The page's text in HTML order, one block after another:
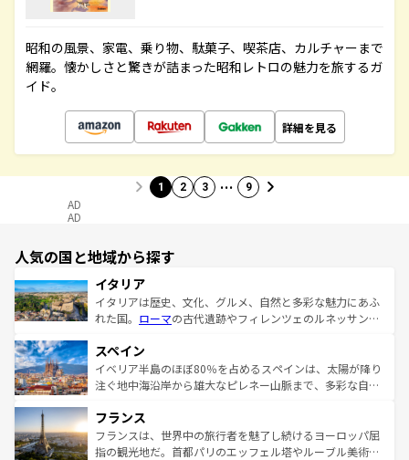
昭和の風景、家電、乗り物、駄菓子、喫茶店、カルチャーまで
網羅。懐かしさと驚きが詰まった昭和レトロの魅力を旅するガ
イド。
詳細を見る
1 2 3 … 9
AD
AD
人気の国と地域から探す
イタリア
イタリアは歴史、文化、グルメ、自然と多彩な魅力にあふ
れた国。 ローマの古代遺跡やフィレンツェのルネッサンス
ろん、トスカーナの美しい田園風景やアマルフィ海岸の絶
景など、自然景観も見逃せない。観光の合間には、本場の
ピザやパスタなど、絶品のイタリア料理を堪能することも
ませてくれるイタリアで、忘れられない旅をしてみよう！
なお、新着のイタリア情報はコンテンツ一覧 を参照してほ
しい。
スペイン
イベリア半島のほぼ80％を占めるスペインは、太陽が降り
注ぐ地中海沿岸から雄大なピレネー山脈まで、多彩な自然
文化が根付くこの国では、情熱的なフラメンコ、熱気あふ
れる闘牛、そして美味しいタパスが生活の一部となってい
る。首都マドリードの洗練された雰囲気や、バルセロナの
フランス
フランスは、世界中の旅行者を魅了し続けるヨーロッパ屈
指の観光地だ。首都パリのエッフェル塔やルーブル美術館